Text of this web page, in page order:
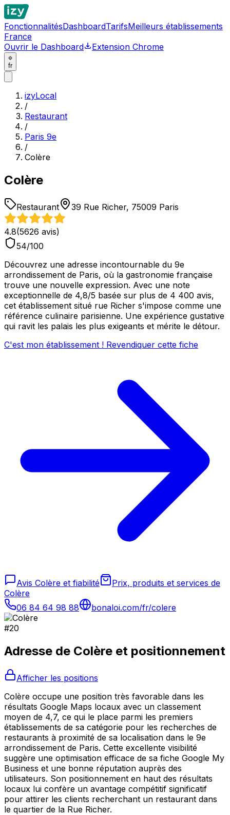
FonctionnalitésDashboardTarifsMeilleurs établissements
France
Ouvrir le Dashboard
Extension Chrome
fr
izyLocal
/
Restaurant
/
Paris 9e
/
Colère
Colère
Restaurant 39 Rue Richer, 75009 Paris
4.8(5626 avis)
54/100
Découvrez une adresse incontournable du 9e
arrondissement de Paris, où la gastronomie française
trouve une nouvelle expression. Avec une note
exceptionnelle de 4,8/5 basée sur plus de 4 400 avis,
cet établissement situé rue Richer s'impose comme une
référence culinaire parisienne. Une expérience gustative
qui ravit les palais les plus exigeants et mérite le détour.
C'est mon établissement ! Revendiquer cette fiche
Avis Colère et fiabilité
Prix, produits et services de
Colère
06 84 64 98 88
bonaloi.com/fr/colere
#20
Adresse de Colère et positionnement
Afficher les positions
Colère occupe une position très favorable dans les
résultats Google Maps locaux avec un classement
moyen de 4,7, ce qui le place parmi les premiers
établissements de sa catégorie pour les recherches de
restaurants à proximité de sa localisation dans le 9e
arrondissement de Paris. Cette excellente visibilité
suggère une optimisation efficace de sa fiche Google My
Business et une bonne réputation auprès des
utilisateurs. Son positionnement en haut des résultats
locaux lui confère un avantage compétitif significatif
pour attirer les clients recherchant un restaurant dans
le quartier de la Rue Richer.